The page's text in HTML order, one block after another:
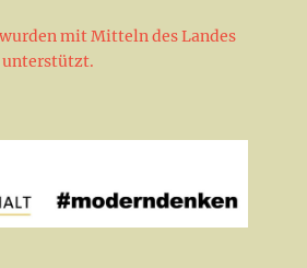
mit Mitteln des Landes
unterstützt.